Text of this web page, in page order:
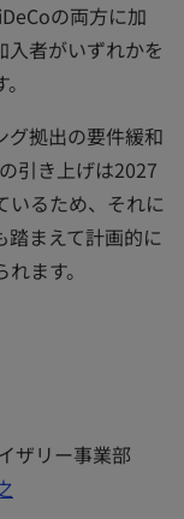
の両方に加
入者がいずれかを
グ拠出の要件緩和
引き上げは2027
いるため、それに
踏まえて計画的に
ます。
ザリー事業部